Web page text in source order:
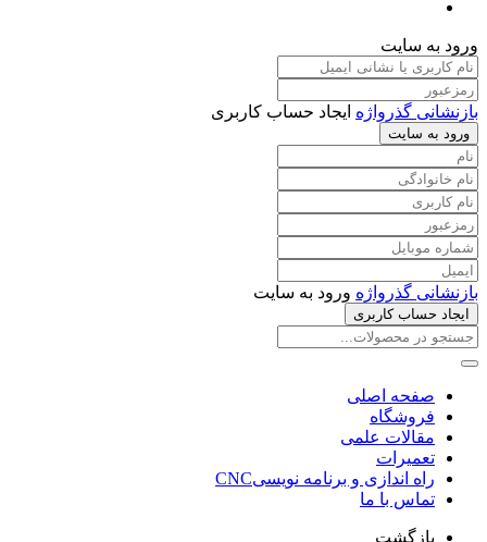
ورود به سایت
بازنشانی گذرواژه ایجاد حساب کاربری
ورود به سایت
بازنشانی گذرواژه ورود به سایت
ایجاد حساب کاربری
صفحه اصلی
فروشگاه
مقالات علمی
تعمیرات
راه اندازی و برنامه نویسیCNC
تماس با ما
بازگشت